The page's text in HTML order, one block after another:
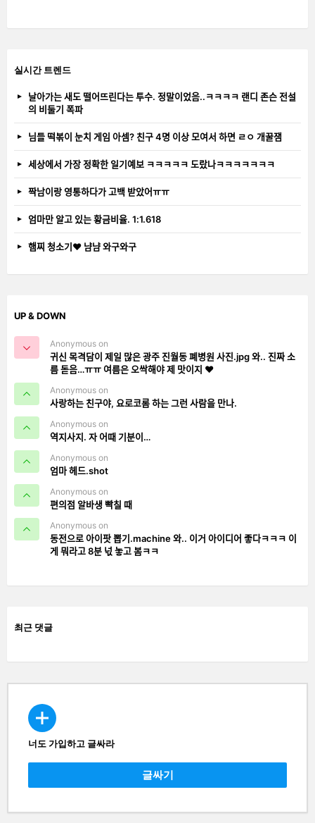
실시간 트렌드
날아가는 새도 떨어뜨린다는 투수. 정말이었음..ㅋㅋㅋㅋ 랜디 존슨 전설
의 비둘기 폭파
님들 떡볶이 눈치 게임 아셈? 친구 4명 이상 모여서 하면 ㄹㅇ 개꿀잼
세상에서 가장 정확한 일기예보 ㅋㅋㅋㅋㅋ 도랐나ㅋㅋㅋㅋㅋㅋㅋ
짝남이랑 영통하다가 고백 받았어ㅠㅠ
엄마만 알고 있는 황금비율. 1:1.618
햄찌 청소기❤️ 냠냠 와구와구
UP & DOWN
Anonymous on
귀신 목격담이 제일 많은 광주 진월동 폐병원 사진.jpg 와.. 진짜 소
름 돋음…ㅠㅠ 여름은 오싹해야 제 맛이지 ❤️
Anonymous on
사랑하는 친구야, 요로코롬 하는 그런 사람을 만나.
Anonymous on
역지사지. 자 어때 기분이…
Anonymous on
엄마 헤드.shot
Anonymous on
편의점 알바생 빡칠 때
Anonymous on
동전으로 아이팟 뽑기.machine 와.. 이거 아이디어 좋다ㅋㅋㅋ 이
게 뭐라고 8분 넋 놓고 봄ㅋㅋ
최근 댓글
CREATE
너도 가입하고 글싸라
글싸기